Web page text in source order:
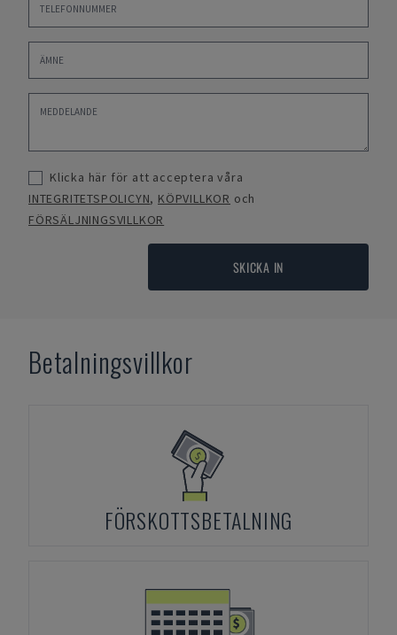
Klicka här för att acceptera våra
INTEGRITETSPOLICYN, KÖPVILLKOR och
FÖRSÄLJNINGSVILLKOR
SKICKA IN
Betalningsvillkor
FÖRSKOTTSBETALNING